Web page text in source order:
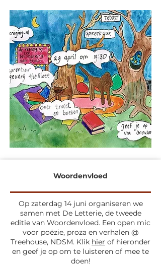
Woordenvloed
Op zaterdag 14 juni organiseren we
samen met De Letterie, de tweede
editie van Woordenvloed. Een open mic
voor poëzie, proza en verhalen @
Treehouse, NDSM. Klik hier of hieronder
en geef je op om te luisteren of mee te
doen!